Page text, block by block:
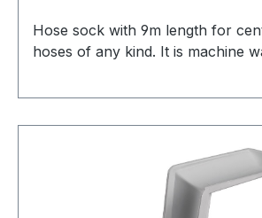
Hose sock with 9m length for
hoses of any kind. It is machine